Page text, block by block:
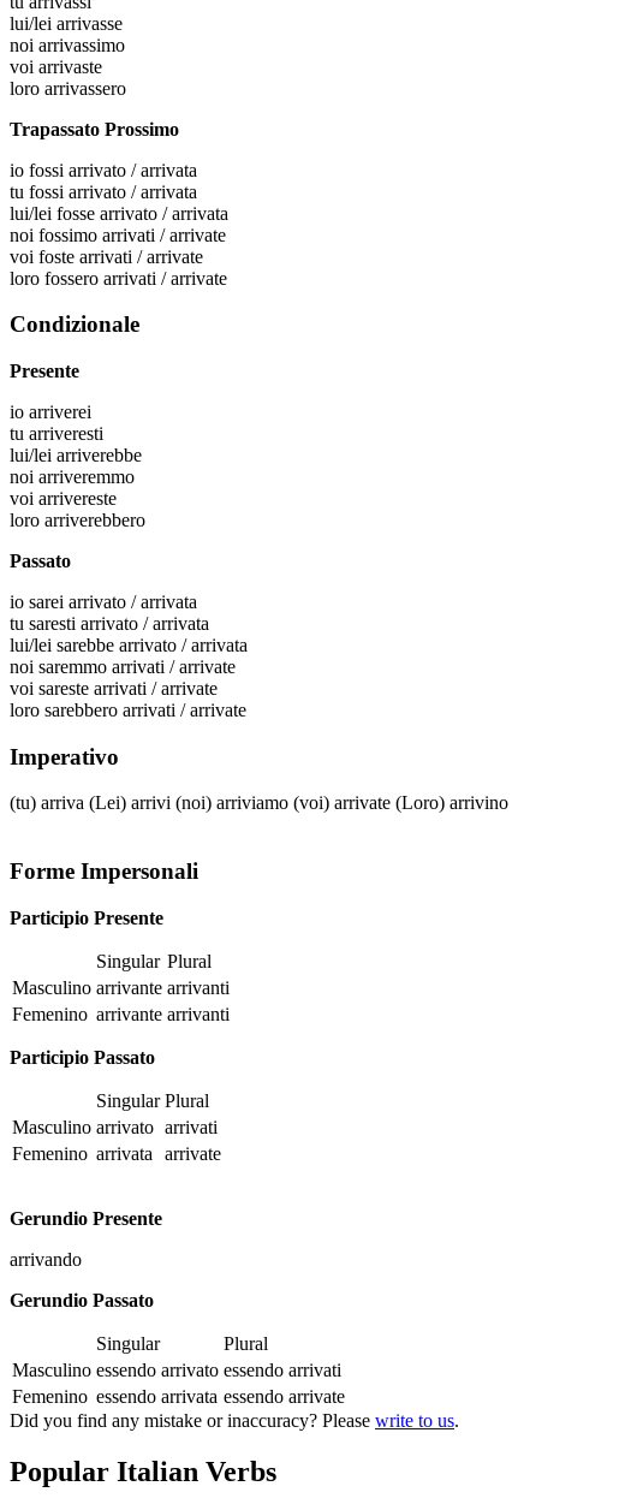
lui/lei arrivasse
noi arrivassimo
voi arrivaste
loro arrivassero
Trapassato Prossimo
io fossi arrivato / arrivata
tu fossi arrivato / arrivata
lui/lei fosse arrivato / arrivata
noi fossimo arrivati / arrivate
voi foste arrivati / arrivate
loro fossero arrivati / arrivate
Condizionale
Presente
io arriverei
tu arriveresti
lui/lei arriverebbe
noi arriveremmo
voi arrivereste
loro arriverebbero
Passato
io sarei arrivato / arrivata
tu saresti arrivato / arrivata
lui/lei sarebbe arrivato / arrivata
noi saremmo arrivati / arrivate
voi sareste arrivati / arrivate
loro sarebbero arrivati / arrivate
Imperativo
(tu) arriva (Lei) arrivi (noi) arriviamo (voi) arrivate (Loro) arrivino
Forme Impersonali
Participio Presente
Singular Plural
Masculino arrivante arrivanti
Femenino arrivante arrivanti
Participio Passato
Singular Plural
Masculino arrivato arrivati
Femenino arrivata arrivate
Gerundio Presente
arrivando
Gerundio Passato
Singular
Plural
Masculino essendo arrivato essendo arrivati
Femenino essendo arrivata essendo arrivate
Did you find any mistake or inaccuracy? Please write to us.
Popular Italian Verbs